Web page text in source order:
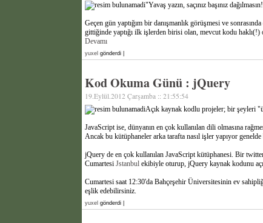
"Yavaş yazın, saçınız başınız
Geçen gün yaptığım bir danışmanlık görüşmesi ve
gittiğinde yaptığı ilk işlerden birisi olan, mevcut kodu
Devamı
yuxel gönderdi |
Kod Okuma Günü : jQuery
19.Eylül.2012 Çarşamba :: 21:55:54
Açık kaynak kodlu projeler; bir şeyleri
JavaScript ise, dünyanın en çok kullanılan dili olmasına
Ancak bu kütüphaneler arka tarafta nasıl işler yapıyor
jQuery de en çok kullanılan JavaScript kütüphanesi. Bir
Cumartesi Jstanbulekibiyle oturup, jQuery kaynak kodunu
Cumartesi saat 12:30'da Bahçeşehir Üniversitesinin ev
eşlik edebilirsiniz.
yuxel gönderdi |